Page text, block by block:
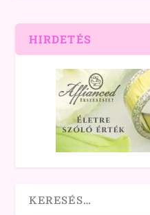
HIRDETÉS